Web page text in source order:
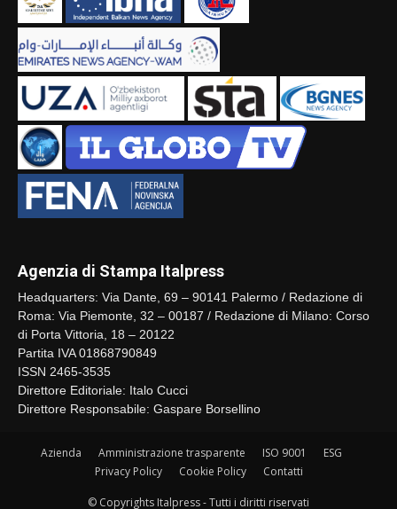
Agenzia di Stampa Italpress
Headquarters: Via Dante, 69 – 90141 Palermo / Redazione di
Roma: Via Piemonte, 32 – 00187 / Redazione di Milano: Corso
di Porta Vittoria, 18 – 20122
Partita IVA 01868790849
ISSN 2465-3535
Direttore Editoriale: Italo Cucci
Direttore Responsabile: Gaspare Borsellino
Azienda Amministrazione trasparente ISO 9001
ESG
Privacy Policy
Cookie Policy Contatti
© Copyrights Italpress - Tutti i diritti riservati